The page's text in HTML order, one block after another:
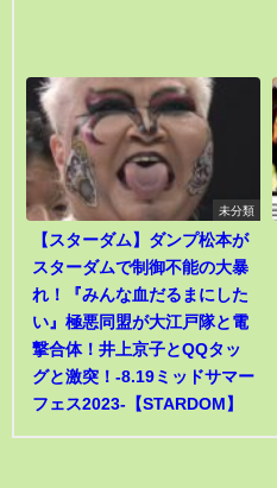
未分類
【スターダム】ダンプ松本が
スターダムで制御不能の大暴
れ！『みんな血だるまにした
い』極悪同盟が大江戸隊と電
撃合体！井上京子とQQタッ
グと激突！-8.19ミッドサマー
フェス2023-【STARDOM】